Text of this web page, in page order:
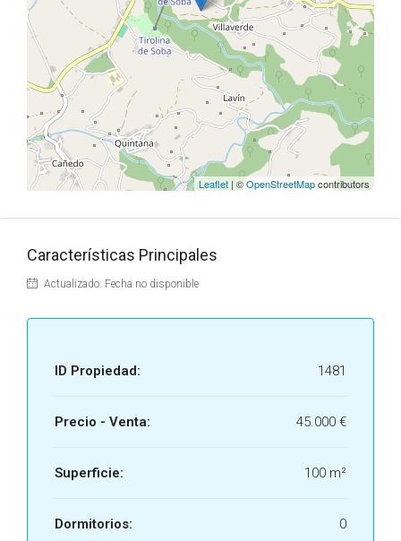
Leaflet | ©OpenStreetMapcontributors
Características Principales
Actualizado: Fecha no disponible
ID Propiedad: 1481
Precio - Venta: 45.000 €
Superficie: 100 m²
Dormitorios: 0